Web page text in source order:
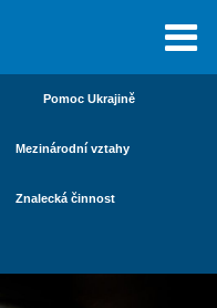
Pomoc Ukrajině
Mezinárodní vztahy
Znalecká činnost